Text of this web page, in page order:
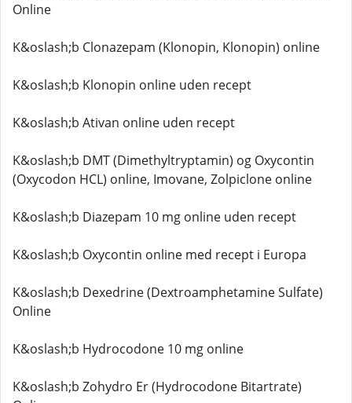
Online
K&oslash;b Clonazepam (Klonopin, Klonopin) online
K&oslash;b Klonopin online uden recept
K&oslash;b Ativan online uden recept
K&oslash;b DMT (Dimethyltryptamin) og Oxycontin
(Oxycodon HCL) online, Imovane, Zolpiclone online
K&oslash;b Diazepam 10 mg online uden recept
K&oslash;b Oxycontin online med recept i Europa
K&oslash;b Dexedrine (Dextroamphetamine Sulfate)
Online
K&oslash;b Hydrocodone 10 mg online
K&oslash;b Zohydro Er (Hydrocodone Bitartrate)